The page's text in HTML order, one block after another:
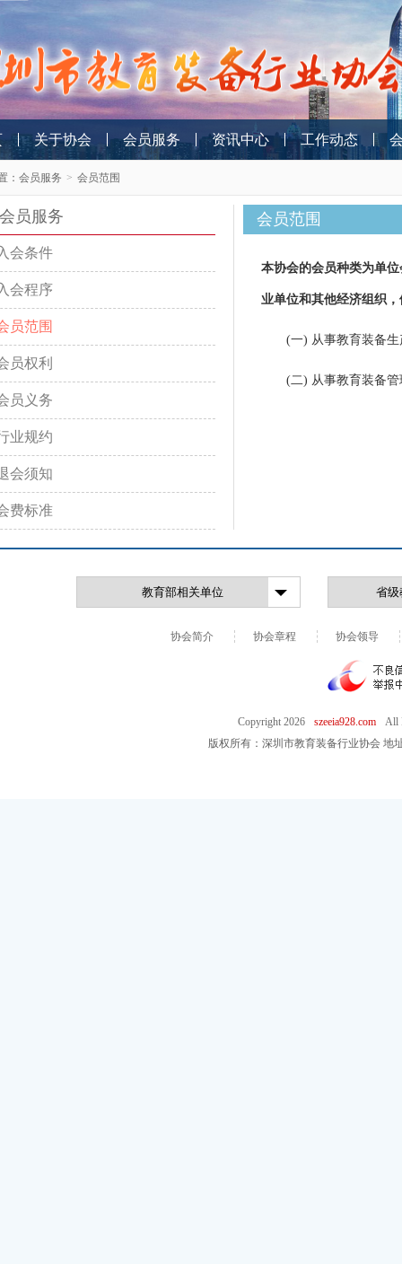
关于协会 会员服务 资讯中心 工作动态
： 会员服务 > 会员范围
会员服务
会条件
会程序
员范围
员权利
员义务
业规约
会须知
费标准
会员范围
本协会的会员种类为单
业单位和其他经济组织
(一) 从事教育装备生
(二) 从事教育装备管
协会简介 协会章程 协会领导
Copyright2026 szeeia928.com
All
版权所有：深圳市教育装备行业协会 地